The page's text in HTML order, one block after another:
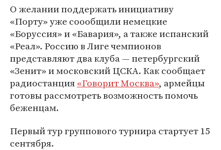
О желании поддержать инициативу
«Порту» уже соообщили немецкие
«Боруссия» и «Бавария», а также испанский
«Реал». Россию в Лиге чемпионов
представляют два клуба — петербургский
«Зенит» и московский ЦСКА. Как сообщает
радиостанция«Говорит Москва», армейцы
готовы рассмотреть возможность помочь
беженцам.
Первый тур группового турнира стартует 15
сентября.